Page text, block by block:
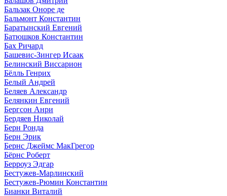
Бальзак Оноре де
Бальмонт Константин
Баратынский Евгений
Батюшков Константин
Бах Ричард
Башевис-Зингер Исаак
Белинский Виссарион
Бёлль Генрих
Белый Андрей
Беляев Александр
Белянкин Евгений
Бергсон Анри
Бердяев Николай
Берн Ронда
Берн Эрик
Бернс Джеймс МакГрегор
Бёрнс Роберт
Берроуз Эдгар
Бестужев-Марлинский
Бестужев-Рюмин Константин
Бианки Виталий